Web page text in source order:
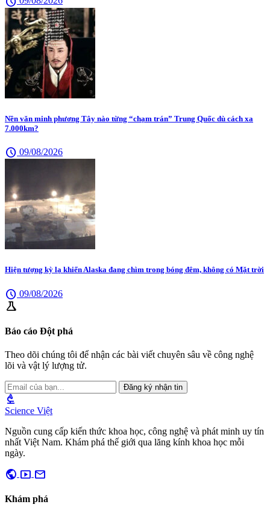
Nền văn minh phương Tây nào từng “chạm trán” Trung Quốc dù cách xa
7.000km?
schedule 09/08/2026
Hiện tượng kỳ lạ khiến Alaska đang chìm trong bóng đêm, không có Mặt trời
schedule 09/08/2026
science
Báo cáo Đột phá
Theo dõi chúng tôi để nhận các bài viết chuyên sâu về công nghệ
lõi và vật lý lượng tử.
Đăng ký nhận tin
biotech
Science Việt
Nguồn cung cấp kiến thức khoa học, công nghệ và phát minh uy tín
nhất Việt Nam. Khám phá thế giới qua lăng kính khoa học mỗi
ngày.
public smart_display mail
Khám phá